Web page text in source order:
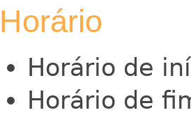
Horário
Horário de
Horário de